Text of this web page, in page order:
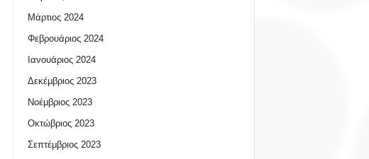
Μάρτιος 2024
Φεβρουάριος 2024
Ιανουάριος 2024
Δεκέμβριος 2023
Νοέμβριος 2023
Οκτώβριος 2023
Σεπτέμβριος 2023